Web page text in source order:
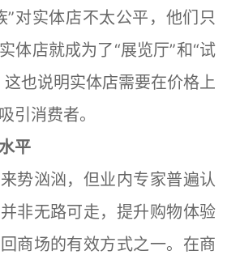
”对实体店不太公平，他们只
体店就成为了“展览厅”和“试
这也说明实体店需要在价格上
引消费者。
平
汹汹，但业内专家普遍认
非无路可走，提升购物体验
商场的有效方式之一。在商